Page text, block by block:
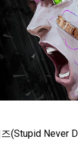
(Stupid Never